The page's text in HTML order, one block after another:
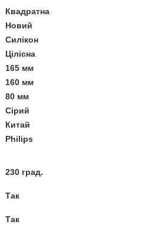
Квадратна
Новий
Силікон
Цілісна
165 мм
160 мм
80 мм
Сірий
Китай
Philips
230 град.
Так
Так